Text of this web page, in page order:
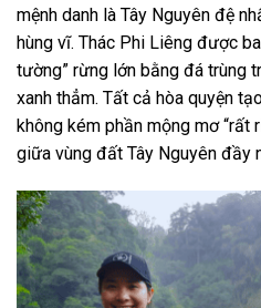
mệnh danh là Tây Nguyên đệ
hùng vĩ. Thác Phi Liêng được
tường” rừng lớn bằng đá trùng
xanh thẳm. Tất cả hòa quyện
không kém phần mộng mơ “rất
giữa vùng đất Tây Nguyên đầy